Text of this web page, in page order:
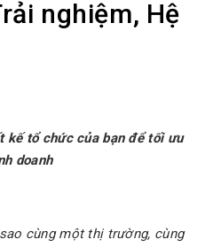
nghiệm, Hệ
kế tổ chức của bạn để tối ưu
doanh
cùng một thị trường, cùng